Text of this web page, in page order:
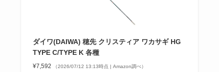
ダイワ(DAIWA) 穂先 クリスティア ワカサギ HG
TYPE C/TYPE K 各種
¥7,592 （2026/07/12 13:13時点 | Amazon調べ）